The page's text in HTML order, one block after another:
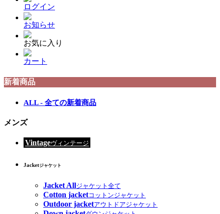
ログイン
お知らせ
お気に入り
カート
新着商品
ALL - 全ての新着商品
メンズ
Vintageヴィンテージ
Jacketジャケット
Jacket Allジャケット全て
Cotton jacketコットンジャケット
Outdoor jacketアウトドアジャケット